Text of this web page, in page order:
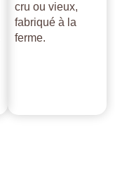
cru ou vieux,
fabriqué à la
ferme.